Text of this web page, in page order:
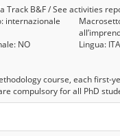
B&F / See activities
internazionale
NO Lingua:
course, each first-
compulsory for all PhD